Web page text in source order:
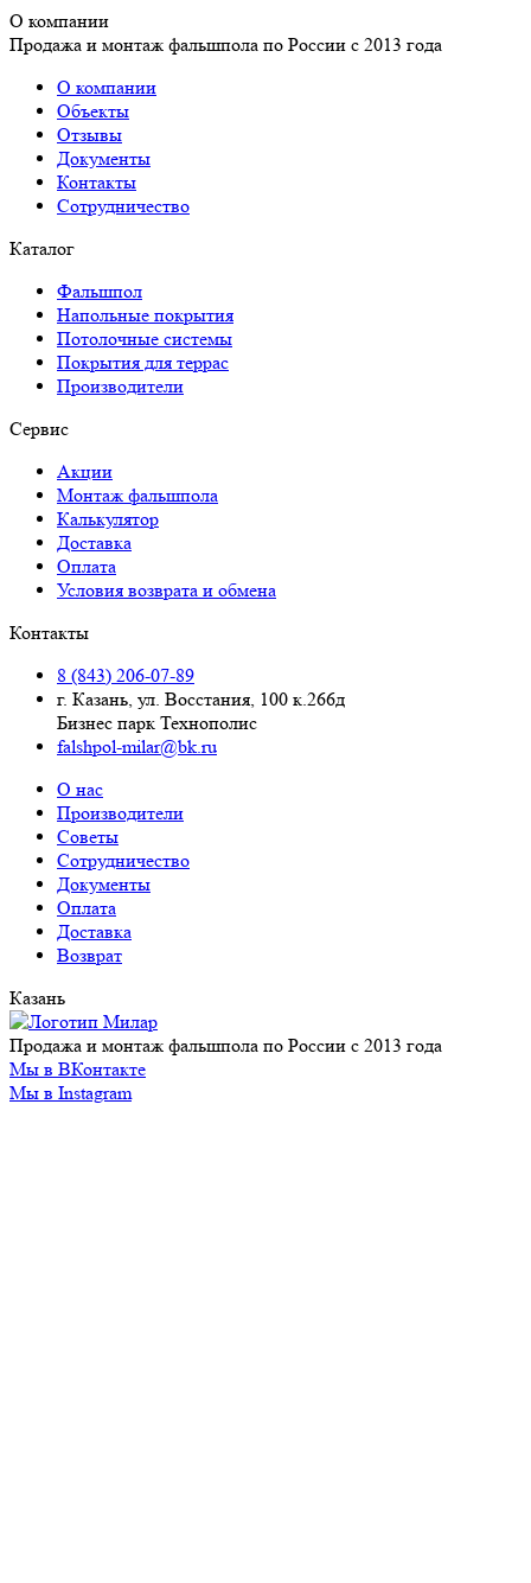
О компании
Продажа и монтаж фальшпола по России с 2013 года
О компании
Объекты
Отзывы
Документы
Контакты
Сотрудничество
Каталог
Фальшпол
Напольные покрытия
Потолочные системы
Покрытия для террас
Производители
Сервис
Акции
Монтаж фальшпола
Калькулятор
Доставка
Оплата
Условия возврата и обмена
Контакты
8 (843) 206-07-89
г. Казань, ул. Восстания, 100 к.266д
Бизнес парк Технополис
falshpol-milar@bk.ru
О нас
Производители
Советы
Сотрудничество
Документы
Оплата
Доставка
Возврат
Казань
Продажа и монтаж фальшпола по России с 2013 года
Мы в ВКонтакте
Мы в Instagram